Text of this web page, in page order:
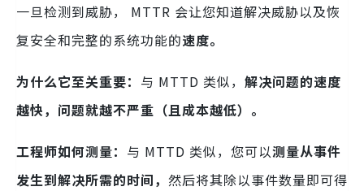
一旦检测到威胁， MTTR 会让您知道解决威胁以及恢
复安全和完整的系统功能的速度。
为什么它至关重要： 与 MTTD 类似， 解决问题的速度
越快，问题就越不严重（且成本越低）。
工程师如何测量： 与 MTTD 类似，您可以测量从事件
发生到解决所需的时间， 然后将其除以事件数量即可得